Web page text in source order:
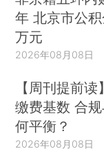
年 北京市公
万元
2026年08月08日
【周刊提前
缴费基数 合
何平衡？
2026年08月08日